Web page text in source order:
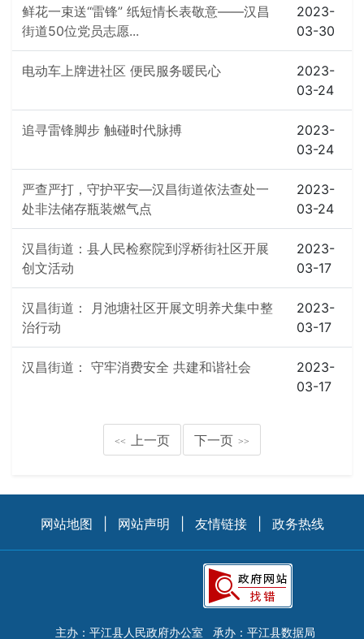
鲜花一束送“雷锋” 纸短情长表敬意——汉昌
街道50位党员志愿...
2023-
03-30
电动车上牌进社区 便民服务暖民心
2023-
03-24
追寻雷锋脚步 触碰时代脉搏
2023-
03-24
严查严打，守护平安—汉昌街道依法查处一
处非法储存瓶装燃气点
2023-
03-24
汉昌街道：县人民检察院到浮桥街社区开展
创文活动
2023-
03-17
汉昌街道： 月池塘社区开展文明养犬集中整
治行动
2023-
03-17
汉昌街道： 守牢消费安全 共建和谐社会
2023-
03-17
<< 上一页 下一页 >>
网站地图 网站声明 友情链接 政务热线
主办：平江县人民政府办公室 承办：平江县数据局